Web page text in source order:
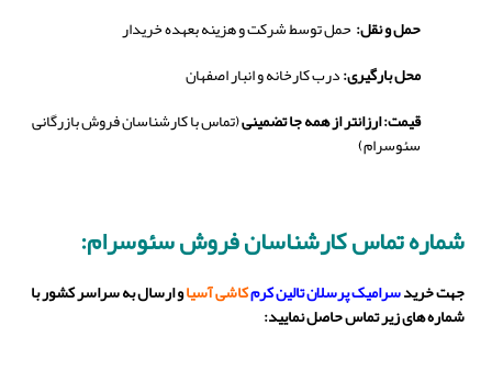
حمل و نقل: حمل توسط شرکت و هزینه بعهده خریدار
محل بارگیری:درب کارخانه و انبار اصفهان
قیمت: ارزانتر از همه جا تضمینی(تماس با کارشناسان فروش بازرگانی
سئوسرام)
شماره تماس کارشناسان فروش سئوسرام:
جهت خریدسرامیک پرسلان تالین کرمکاشی آسیاو ارسال به سراسر کشور با
شماره های زیر تماس حاصل نمایید: